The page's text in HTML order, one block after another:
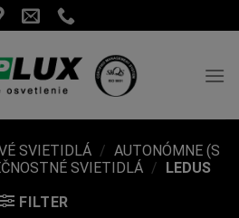
SVIETIDLÁ / AUTONÓMNE (S
SVIETIDLÁ / LEDUS
FILTER